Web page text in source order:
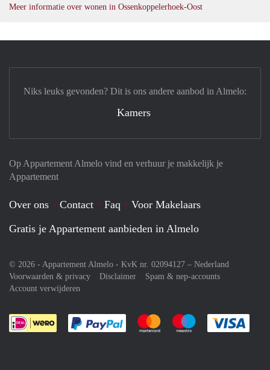
Meer informatie over wonen in Ossenkoppelerhoek-Oost
Op Appartement Almelo vind en verhuur je makkelijk je
Appartement
Over ons Contact Faq
Voor Makelaars
Gratis je Appartement aanbieden in Almelo
© 2026 - Appartement Almelo - KvK nr. 02094127 – Nederland
Voorwaarden & privacy
Disclaimer
Spam & nep-accounts
Account verwijderen
Je rekent gemakkelijk af met Paypal
Je rekent gemakkelijk af met
Je rekent
Niks leuks gevonden? Dit is ons andere aanbod in Almelo:
Kamers